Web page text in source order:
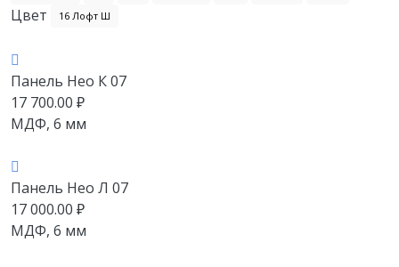
Цвет 16 Лофт Ш
Панель Нео К 07
17 700.00 ₽
МДФ, 6 мм
Панель Нео Л 07
17 000.00 ₽
МДФ, 6 мм